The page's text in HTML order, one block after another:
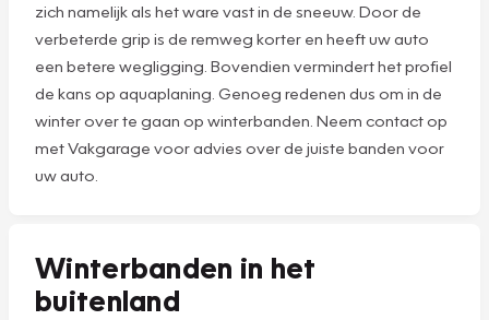
zich namelijk als het ware vast in de sneeuw. Door de
verbeterde grip is de remweg korter en heeft uw auto
een betere wegligging. Bovendien vermindert het profiel
de kans op aquaplaning. Genoeg redenen dus om in de
winter over te gaan op winterbanden. Neem contact op
met Vakgarage voor advies over de juiste banden voor
uw auto.
Winterbanden in het
buitenland